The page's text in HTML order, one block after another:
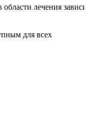
лечения
для всех